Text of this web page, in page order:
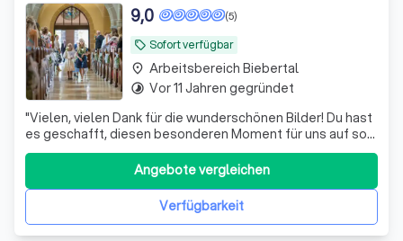
local_offer Sofort verfügbar
(5)
9,0
"Vielen, vielen Dank für die wunderschönen Bilder! Du hast
es geschafft, diesen besonderen Moment für uns auf so
natürliche und authentische Weise festzuhalten. Wir
haben uns bei dir zu jeder Zeit unglaublich wohl gefühlt –
du warst nicht nur professionell, sondern auch
sympathisch, unaufdringlich und voller Leidenschaft für
deine Arbeit. Dank dir können wir diesen unvergesslichen
Tag immer wieder erleben, wenn wir die Fotos anschauen.
Verfügbarkeit
Angebote vergleichen
place Arbeitsbereich Biebertal
timelapse Vor 11 Jahren gegründet